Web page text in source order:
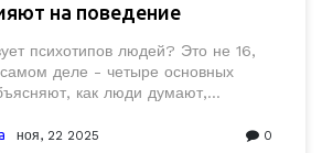
на поведение
психотипов людей? Это не 16,
самом деле - четыре основных
как люди думают,
ноя, 22 2025 0